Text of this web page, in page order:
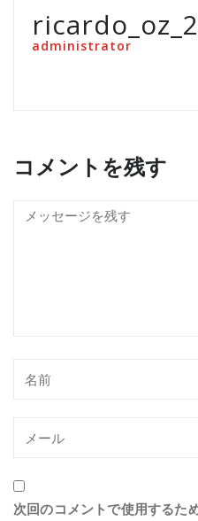
administrator
コメントを残す
次回のコメントで使用するた